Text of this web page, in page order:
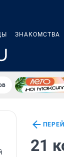
ЗНАКОМСТВА
21